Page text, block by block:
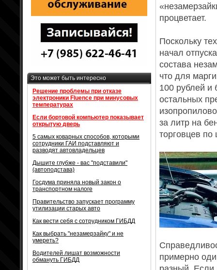
процветает.
Поскольку
начал
состава
что для
100 рублей и
остальных
за литр на
торговцев по
примерно
Это может быть интересно
Решение проблемы при отказе
электроники Fluence при минусовых
температурах
Если бортовой компьютер показывает
открытую дверь
5 самых коварных способов, которыми
сотрудники ГАИ подставляют и
разводят автовладельцев
Дышите глубже - вас "подставили"
(автоподстава)
Госдума приняла новый закон о
транспортном налоге
Правительство запускает программу
утилизации старых авто
Как вести себя с сотрудником ГИБДД
Как выбрать "незамерзайку" и не
умереть?
Водителей лишат возможности
обмануть ГИБДД